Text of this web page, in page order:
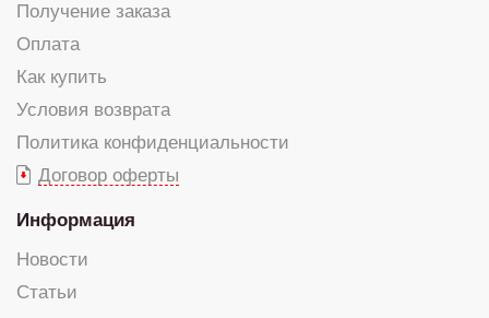
Получение заказа
Оплата
Как купить
Условия возврата
Политика конфиденциальности
Договор оферты
Информация
Новости
Статьи